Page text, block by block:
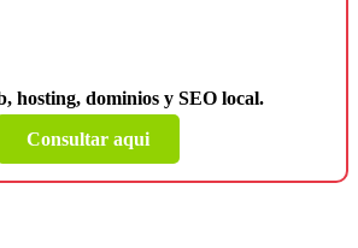
hosting, dominios y SEO local.
Consultar aqui